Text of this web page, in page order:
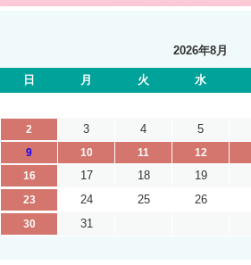
2026年8月
日 月 火 水
2
3 4 5
9
10 11 12
16
17 18 19
23
24 25 26
30
31